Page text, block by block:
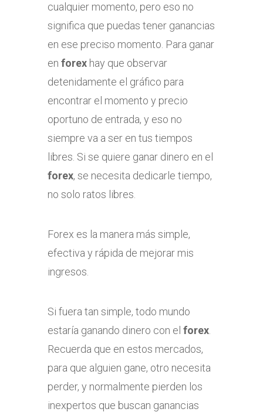
cualquier momento, pero eso no
significa que puedas tener ganancias
en ese preciso momento. Para ganar
en forexhay que observar
detenidamente el gráfico para
encontrar el momento y precio
oportuno de entrada, y eso no
siempre va a ser en tus tiempos
libres. Si se quiere ganar dinero en el
forex, se necesita dedicarle tiempo,
no solo ratos libres.
Forex es la manera más simple,
efectiva y rápida de mejorar mis
ingresos.
Si fuera tan simple, todo mundo
estaría ganando dinero con el forex.
Recuerda que en estos mercados,
para que alguien gane, otro necesita
perder, y normalmente pierden los
inexpertos que buscan ganancias